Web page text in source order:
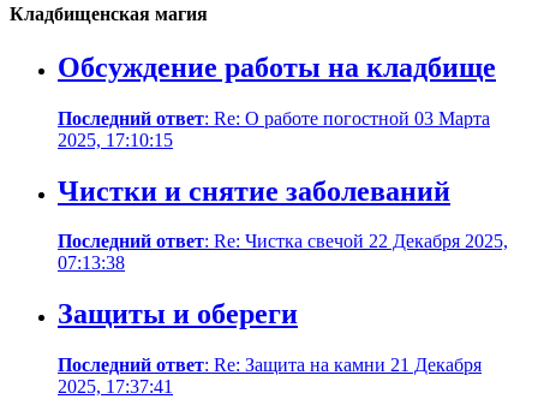
Кладбищенская магия
Обсуждение работы на кладбище
Последний ответ: Re: О работе погостной 03 Марта
2025, 17:10:15
Чистки и снятие заболеваний
Последний ответ: Re: Чистка свечой 22 Декабря 2025,
07:13:38
Защиты и обереги
Последний ответ: Re: Защита на камни 21 Декабря
2025, 17:37:41